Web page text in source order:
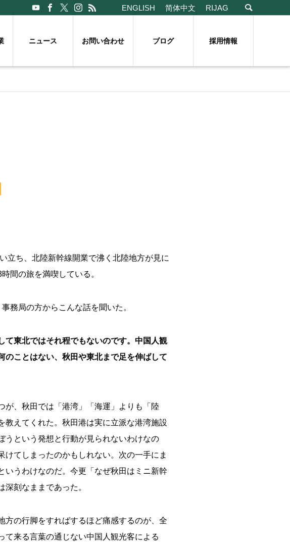
ENGLISH 简体中文 RIJAG
ニュース お問い合わせ ブログ 採用情報
立ち、北陸新幹線開業で沸く北陸地方が見に
間の旅を満喫している。
務局の方からこんな話を聞いた。
て東北ではそれ程でもないのです。中国人観
ことはない、秋田や東北まで足を伸ばして
が、秋田では「港湾」「海運」よりも「陸
えてくれた。秋田港は実に立派な港湾施設
うという発想と行動が見られないわけなの
てしまったのかもしれない。次の一手にま
いうわけなのだ。今更「なぜ秋田はミニ新幹
刻なままであった。
方の行脚をすればするほど痛感するのが、全
て来る言葉の通じない中国人観光客による